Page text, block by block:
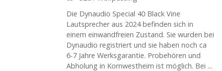
Die Dynaudio Special 40 Black Vine
Lautsprecher aus 2024 befinden sich in
einem einwandfreien Zustand. Sie wurden bei
Dynaudio registriert und sie haben noch ca
6-7 Jahre Werksgarantie. Probehören und
Abholung in Kornwestheim ist möglich. Bei ...